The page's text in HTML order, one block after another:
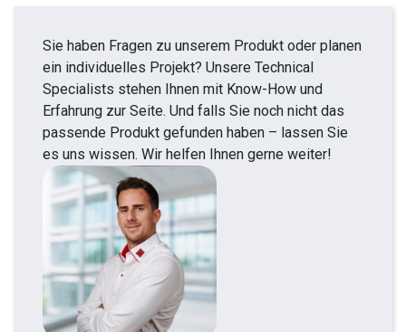
Sie haben Fragen zu unserem Produkt oder planen
ein individuelles Projekt? Unsere Technical
Specialists stehen Ihnen mit Know-How und
Erfahrung zur Seite. Und falls Sie noch nicht das
passende Produkt gefunden haben – lassen Sie
es uns wissen. Wir helfen Ihnen gerne weiter!